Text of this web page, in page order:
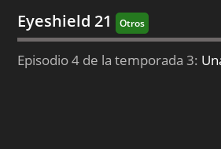
Eyeshield 21 Otros
Episodio 4 de la temporada 3: